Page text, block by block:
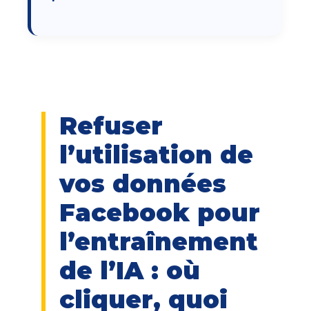
Refuser
l’utilisation de
vos données
Facebook pour
l’entraînement
de l’IA : où
cliquer, quoi